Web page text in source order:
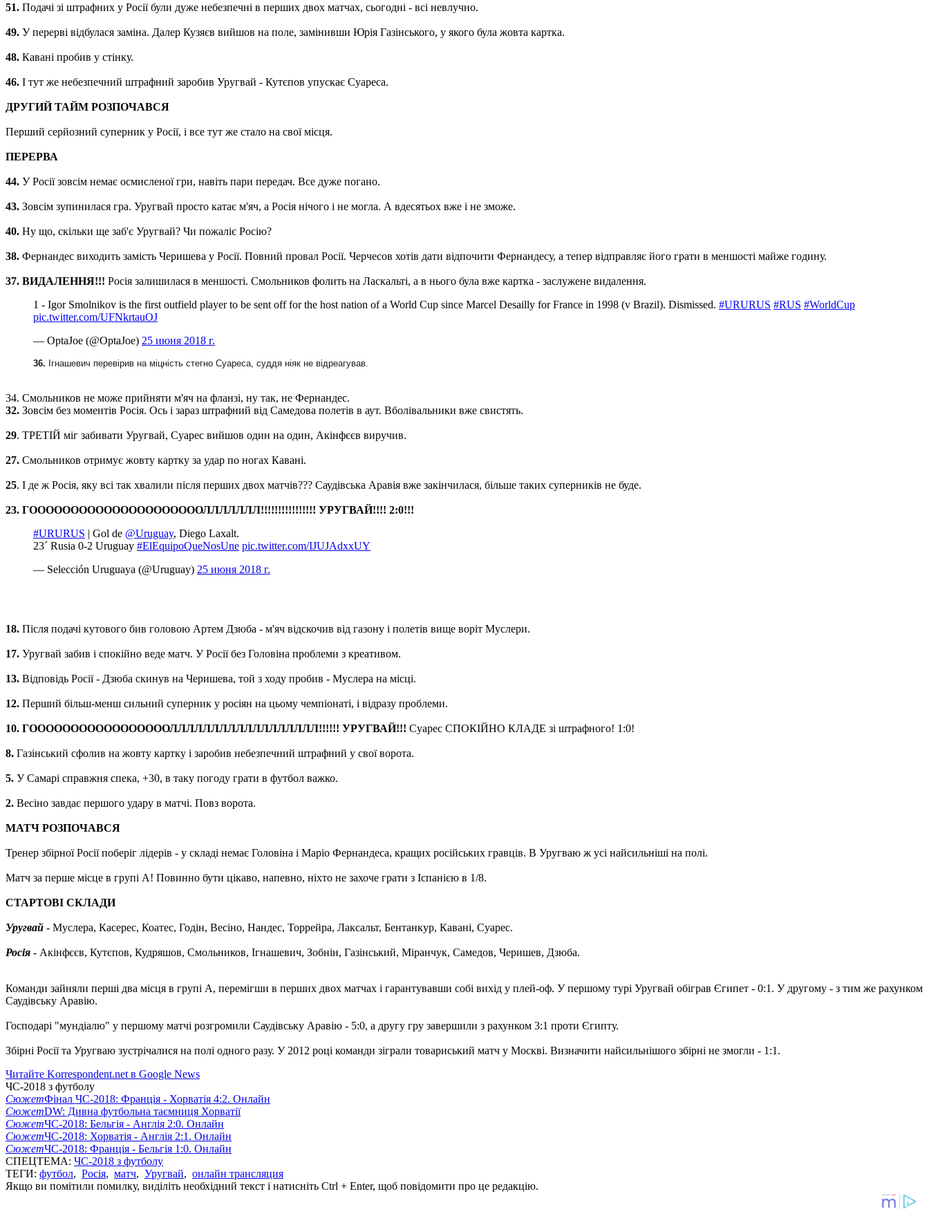
51. Подачі зі штрафних у Росії були дуже небезпечні в перших двох матчах, сьогодні - всі невлучно.
49. У перерві відбулася заміна. Далер Кузяєв вийшов на поле, замінивши Юрія Газінського, у якого була жовта картка.
48. Кавані пробив у стінку.
46. І тут же небезпечний штрафний заробив Уругвай - Кутєпов упускає Суареса.
ДРУГИЙ ТАЙМ РОЗПОЧАВСЯ
Перший серйозний суперник у Росії, і все тут же стало на свої місця.
ПЕРЕРВА
44. У Росії зовсім немає осмисленої гри, навіть пари передач. Все дуже погано.
43. Зовсім зупинилася гра. Уругвай просто катає м'яч, а Росія нічого і не могла. А вдесятьох вже і не зможе.
40. Ну що, скільки ще заб'є Уругвай? Чи пожаліє Росію?
38. Фернандес виходить замість Черишева у Росії. Повний провал Росії. Черчесов хотів дати відпочити Фернандесу, а тепер відправляє його грати в меншості майже годину.
37. ВИДАЛЕННЯ!!! Росія залишилася в меншості. Смольников фолить на Ласкальті, а в нього була вже картка - заслужене видалення.
1 - Igor Smolnikov is the first outfield player to be sent off for the host nation of a World Cup since Marcel Desailly for France in 1998 (v Brazil). Dismissed. #URURUS #RUS #WorldCup
pic.twitter.com/UFNkrtauOJ
— OptaJoe (@OptaJoe) 25 июня 2018 г.
36. Ігнашевич перевірив на міцність стегно Суареса, суддя ніяк не відреагував.
34. Смольников не може прийняти м'яч на фланзі, ну так, не Фернандес.
32. Зовсім без моментів Росія. Ось і зараз штрафний від Самедова полетів в аут. Вболівальники вже свистять.
29. ТРЕТІЙ міг забивати Уругвай, Суарес вийшов один на один, Акінфєєв виручив.
27. Смольников отримує жовту картку за удар по ногах Кавані.
25. І де ж Росія, яку всі так хвалили після перших двох матчів??? Саудівська Аравія вже закінчилася, більше таких суперників не буде.
23. ГОООООООООООООООООООООЛЛЛЛЛЛЛ!!!!!!!!!!!!!!!! УРУГВАЙ!!!! 2:0!!!
#URURUS | Gol de @Uruguay, Diego Laxalt.
23´ Rusia 0-2 Uruguay #ElEquipoQueNosUne pic.twitter.com/IJUJAdxxUY
— Selección Uruguaya (@Uruguay) 25 июня 2018 г.
18. Після подачі кутового бив головою Артем Дзюба - м'яч відскочив від газону і полетів вище воріт Муслери.
17. Уругвай забив і спокійно веде матч. У Росії без Головіна проблеми з креативом.
13. Відповідь Росії - Дзюба скинув на Черишева, той з ходу пробив - Муслера на місці.
12. Перший більш-менш сильний суперник у росіян на цьому чемпіонаті, і відразу проблеми.
10. ГОООООООООООООООООЛЛЛЛЛЛЛЛЛЛЛЛЛЛЛЛЛЛ!!!!!! УРУГВАЙ!!! Суарес СПОКІЙНО КЛАДЕ зі штрафного! 1:0!
8. Газінський сфолив на жовту картку і заробив небезпечний штрафний у свої ворота.
5. У Самарі справжня спека, +30, в таку погоду грати в футбол важко.
2. Весіно завдає першого удару в матчі. Повз ворота.
МАТЧ РОЗПОЧАВСЯ
Тренер збірної Росії поберіг лідерів - у складі немає Головіна і Маріо Фернандеса, кращих російських гравців. В Уругваю ж усі найсильніші на полі.
Матч за перше місце в групі А! Повинно бути цікаво, напевно, ніхто не захоче грати з Іспанією в 1/8.
СТАРТОВІ СКЛАДИ
Уругвай - Муслера, Касерес, Коатес, Годін, Весіно, Нандес, Торрейра, Лаксальт, Бентанкур, Кавані, Суарес.
Росія - Акінфєєв, Кутєпов, Кудряшов, Смольников, Ігнашевич, Зобнін, Газінський, Міранчук, Самедов, Черишев, Дзюба.
Команди зайняли перші два місця в групі А, перемігши в перших двох матчах і гарантувавши собі вихід у плей-оф. У першому турі Уругвай обіграв Єгипет - 0:1. У другому - з тим же рахунком
Саудівську Аравію.
Господарі "мундіалю" у першому матчі розгромили Саудівську Аравію - 5:0, а другу гру завершили з рахунком 3:1 проти Єгипту.
Збірні Росії та Уругваю зустрічалися на полі одного разу. У 2012 році команди зіграли товариський матч у Москві. Визначити найсильнішого збірні не змогли - 1:1.
Читайте Korrespondent.net в Google News
ЧС-2018 з футболу
СюжетФінал ЧС-2018: Франція - Хорватія 4:2. Онлайн
СюжетDW: Дивна футбольна таємниця Хорватії
СюжетЧС-2018: Бельгія - Англія 2:0. Онлайн
СюжетЧС-2018: Хорватія - Англія 2:1. Онлайн
СюжетЧС-2018: Франція - Бельгія 1:0. Онлайн
СПЕЦТЕМА: ЧС-2018 з футболу
ТЕГИ: футбол, Росія, матч, Уругвай, онлайн трансляция
Якщо ви помітили помилку, виділіть необхідний текст і натисніть Ctrl + Enter, щоб повідомити про це редакцію.